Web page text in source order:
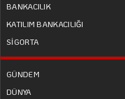
BANKACILIK
KATILIM BANKACILIĞI
SİGORTA
GÜNDEM
DÜNYA